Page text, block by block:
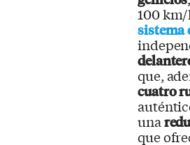
100
sistema
que,
cuatro
una
que